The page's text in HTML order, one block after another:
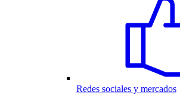
Redes sociales y mercados